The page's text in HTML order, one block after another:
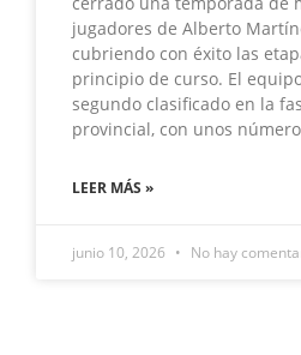
jugadores de Alberto
cubriendo con éxito las
principio de curso. El
segundo clasificado en la
provincial, con unos
LEER MÁS »
junio 10, 2026 No hay